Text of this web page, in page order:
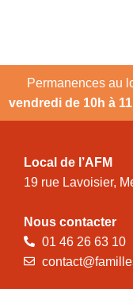
Permanences au
vendredi de 10h à
Local de l’AFM
19 rue Lavoisier,
Nous contacter
01 46 26 63 10